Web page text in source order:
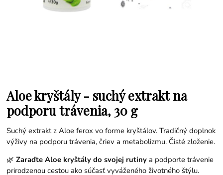
Aloe kryštály - suchý extrakt na
podporu trávenia, 30 g
Suchý extrakt z Aloe ferox vo forme kryštálov. Tradičný doplnok
výživy na podporu trávenia, čriev a metabolizmu. Čisté zloženie.
🌿Zaraďte Aloe kryštály do svojej rutiny a podporte trávenie
prirodzenou cestou ako súčasť vyváženého životného štýlu.